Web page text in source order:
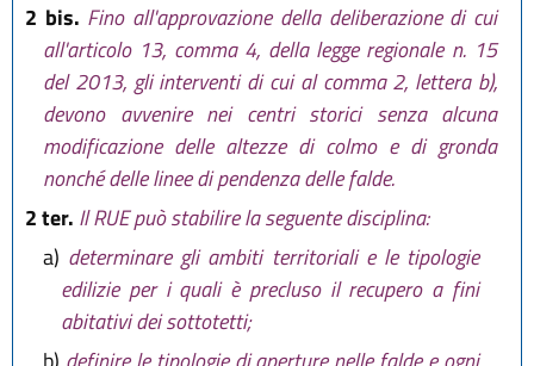
2 bis. Fino all'approvazione della deliberazione di cui
all'articolo 13, comma 4, della legge regionale n. 15
del 2013, gli interventi di cui al comma 2, lettera b),
devono avvenire nei centri storici senza alcuna
modificazione delle altezze di colmo e di gronda
nonché delle linee di pendenza delle falde.
2 ter. Il RUE può stabilire la seguente disciplina:
a) determinare gli ambiti territoriali e le tipologie
edilizie per i quali è precluso il recupero a fini
abitativi dei sottotetti;